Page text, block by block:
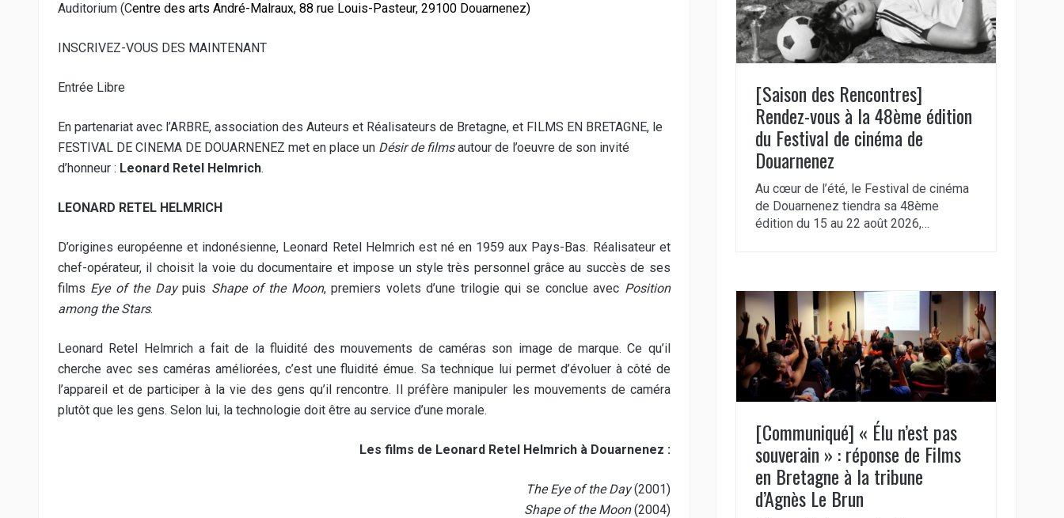
Auditorium (Centre des arts André-Malraux, 88 rue Louis-Pasteur, 29100 Douarnenez)
INSCRIVEZ-VOUS DES MAINTENANT
Entrée Libre
En partenariat avec l’ARBRE, association des Auteurs et Réalisateurs de Bretagne, et FILMS EN BRETAGNE, le
FESTIVAL DE CINEMA DE DOUARNENEZ met en place un Désir de filmsautour de l’oeuvre de son invité
d’honneur : Leonard Retel Helmrich.
LEONARD RETEL HELMRICH
D’origines européenne et indonésienne, Leonard Retel Helmrich est né en 1959 aux Pays-Bas. Réalisateur et
chef-opérateur, il choisit la voie du documentaire et impose un style très personnel grâce au succès de ses
films Eye of the Daypuis Shape of the Moon, premiers volets d’une trilogie qui se conclue avec Position
among the Stars.
Leonard Retel Helmrich a fait de la fluidité des mouvements de caméras son image de marque. Ce qu’il
cherche avec ses caméras améliorées, c’est une fluidité émue. Sa technique lui permet d’évoluer à côté de
l’appareil et de participer à la vie des gens qu’il rencontre. Il préfère manipuler les mouvements de caméra
plutôt que les gens. Selon lui, la technologie doit être au service d’une morale.
Les films de Leonard Retel Helmrich à Douarnenez :
The Eye of the Day(2001)
Shape of the Moon(2004)
[Saison des Rencontres]
Rendez-vous à la 48ème édition
du Festival de cinéma de
Douarnenez
Au cœur de l’été, le Festival de cinéma
de Douarnenez tiendra sa 48ème
édition du 15 au 22 août 2026,…
[Communiqué] « Élu n’est pas
souverain » : réponse de Films
en Bretagne à la tribune
d’Agnès Le Brun